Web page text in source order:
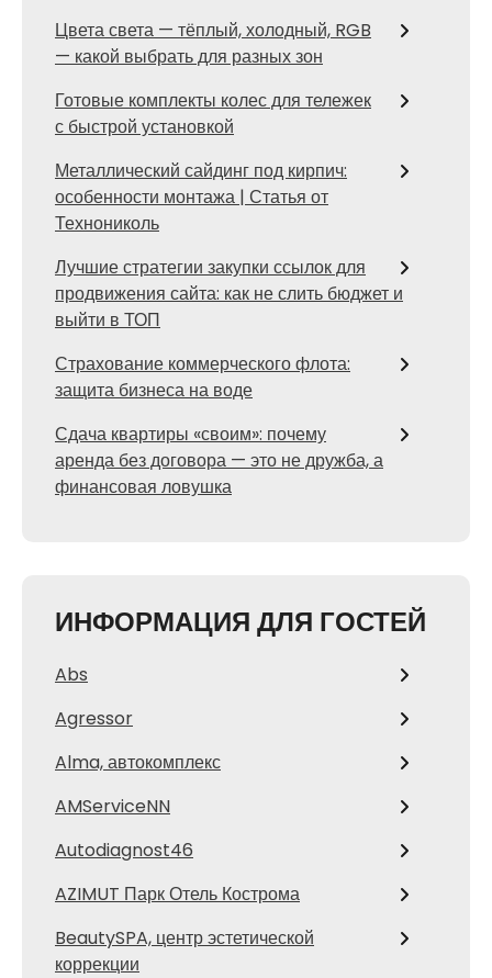
Цвета света — тёплый, холодный, RGB
— какой выбрать для разных зон
Готовые комплекты колес для тележек
с быстрой установкой
Металлический сайдинг под кирпич:
особенности монтажа | Статья от
Технониколь
Лучшие стратегии закупки ссылок для
продвижения сайта: как не слить бюджет и
выйти в ТОП
Страхование коммерческого флота:
защита бизнеса на воде
Сдача квартиры «своим»: почему
аренда без договора — это не дружба, а
финансовая ловушка
ИНФОРМАЦИЯ ДЛЯ ГОСТЕЙ
Abs
Agressor
Alma, автокомплекс
AMServiceNN
Autodiagnost46
AZIMUT Парк Отель Кострома
BeautySPA, центр эстетической
коррекции